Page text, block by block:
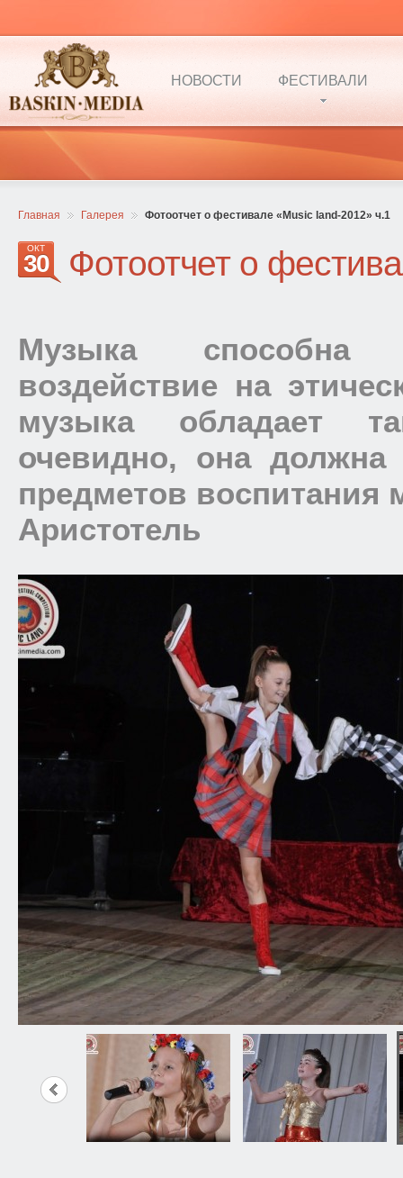
НОВОСТИ ФЕСТИВАЛИ
Главная Галерея Фотоотчет о фестивале «Music land-2012» ч.1
ОКТ
30 Фотоотчет о
Музыка способна
воздействие на
музыка обладает
очевидно, она
предметов воспитания
Аристотель